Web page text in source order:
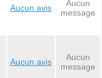
Aucun avis
Aucun
message
Aucun avis
Aucun
message